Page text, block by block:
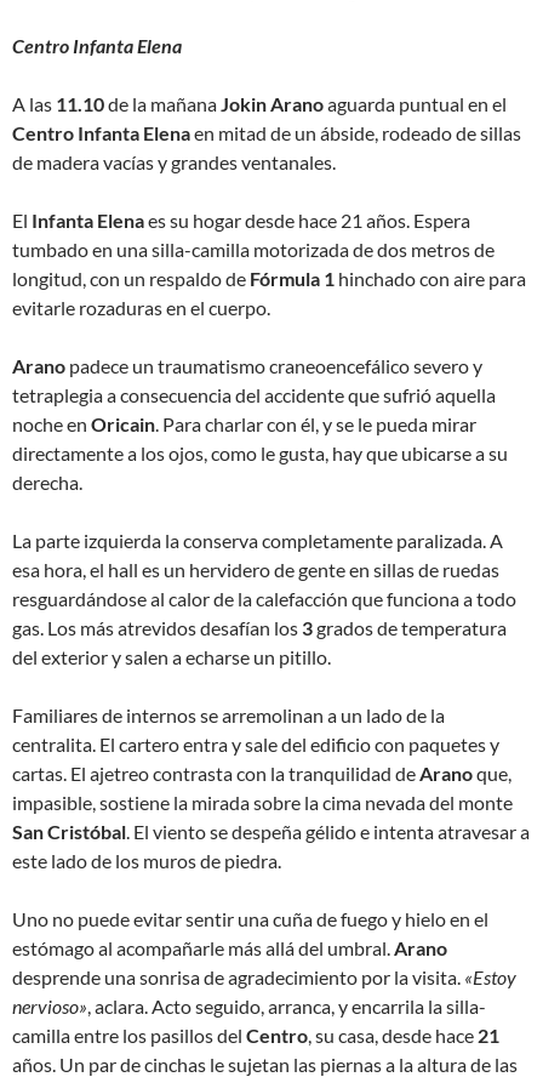
Centro Infanta Elena
A las 11.10de la mañanaJokin Aranoaguarda puntual en el
Centro Infanta Elenaen mitad de un ábside, rodeado de sillas
de madera vacías y grandes ventanales.
El Infanta Elenaes su hogar desde hace 21 años. Espera
tumbado en una silla-camilla motorizada de dos metros de
longitud, con un respaldo de Fórmula 1 hinchado con aire para
evitarle rozaduras en el cuerpo.
Arano padece un traumatismo craneoencefálico severo y
tetraplegia a consecuencia del accidente que sufrió aquella
noche en Oricain. Para charlar con él, y se le pueda mirar
directamente a los ojos, como le gusta, hay que ubicarse a su
derecha.
La parte izquierda la conserva completamente paralizada. A
esa hora, el hall es un hervidero de gente en sillas de ruedas
resguardándose al calor de la calefacción que funciona a todo
gas. Los más atrevidos desafían los 3grados de temperatura
del exterior y salen a echarse un pitillo.
Familiares de internos se arremolinan a un lado de la
centralita. El cartero entra y sale del edificio con paquetes y
cartas. El ajetreo contrasta con la tranquilidad deAranoque,
impasible, sostiene la mirada sobre la cima nevada del monte
San Cristóbal. El viento se despeña gélido e intenta atravesar a
este lado de los muros de piedra.
Uno no puede evitar sentir una cuña de fuego y hielo en el
estómago al acompañarle más allá del umbral.Arano
desprende una sonrisa de agradecimiento por la visita. «Estoy
nervioso», aclara. Acto seguido, arranca, y encarrila la silla-
camilla entre los pasillos del Centro, su casa, desde hace 21
años. Un par de cinchas le sujetan las piernas a la altura de las